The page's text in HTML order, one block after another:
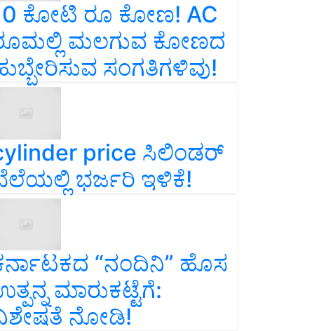
ಕೋಟಿ ರೂ ಕೋಣ! AC
ಮಲಗುವ ಕೋಣದ
ಸಂಗತಿಗಳಿವು!
price ಸಿಲಿಂಡರ್‌
ಭರ್ಜರಿ ಇಳಿಕೆ!
“ನಂದಿನಿ” ಹೊಸ
ಮಾರುಕಟ್ಟೆಗೆ:
ನೋಡಿ!